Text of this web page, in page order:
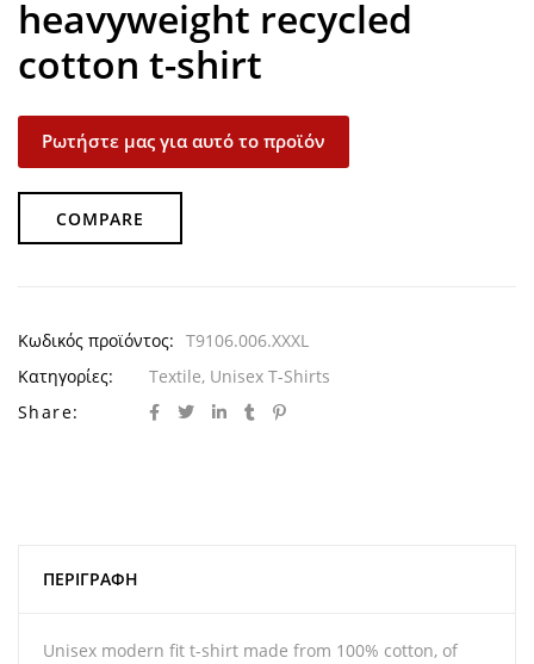
heavyweight recycled
cotton t-shirt
Ρωτήστε μας για αυτό το προϊόν
COMPARE
Κωδικός προϊόντος: T9106.006.XXXL
Κατηγορίες:
Textile, Unisex T-Shirts
Share:
ΠΕΡΙΓΡΑΦΉ
Unisex modern fit t-shirt made from 100% cotton, of